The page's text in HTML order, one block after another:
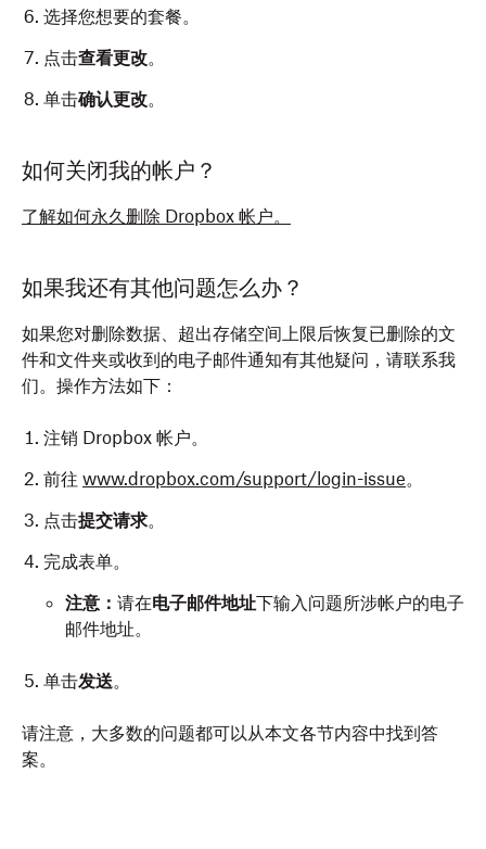
选择您想要的套餐。
点击查看更改。
单击确认更改。
如何关闭我的帐户？
了解如何永久删除 Dropbox 帐户。
如果我还有其他问题怎么办？
如果您对删除数据、超出存储空间上限后恢复已删除的文
件和文件夹或收到的电子邮件通知有其他疑问，请联系我
们。操作方法如下：
注销 Dropbox 帐户。
前往 www.dropbox.com/support/login-issue。
点击提交请求。
完成表单。
注意： 请在电子邮件地址下输入问题所涉帐户的电子
邮件地址。
单击发送。
请注意，大多数的问题都可以从本文各节内容中找到答
案。